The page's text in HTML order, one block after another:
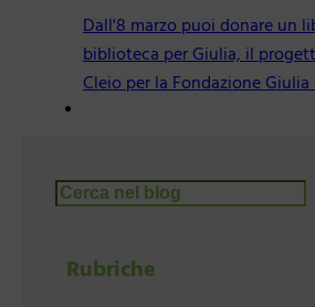
Dall'8 marzo puoi donare un
biblioteca per Giulia, il
Cleio per la Fondazione
Cerca
Rubriche